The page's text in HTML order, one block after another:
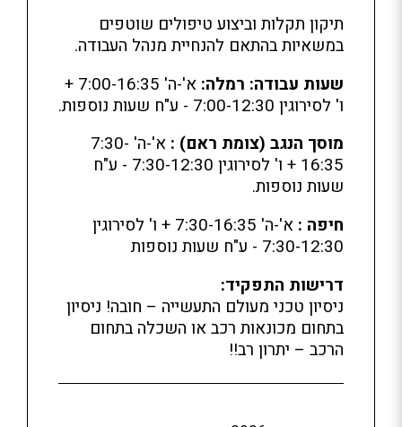
תיקון תקלות וביצוע טיפולים שוטפים
במשאיות בהתאם להנחיית מנהל העבודה.
שעות עבודה: רמלה:
א'-ה' 7:00-16:35 +
ו' לסירוגין 7:00-12:30 - ע"ח שעות נוספות.
מוסך הנגב (צומת ראם) :
א'-ה' 7:30-
16:35 + ו' לסירוגין 7:30-12:30 - ע"ח
שעות נוספות.
חיפה :
א'-ה' 7:30-16:35 + ו' לסירוגין
7:30-12:30 - ע"ח שעות נוספות
דרישות התפקיד:
ניסיון טכני מעולם התעשייה – חובה! ניסיון
בתחום מכונאות רכב או השכלה בתחום
הרכב – יתרון רב!!